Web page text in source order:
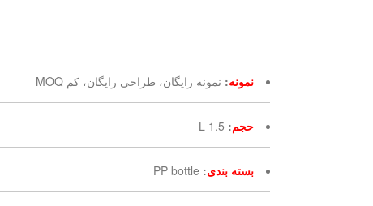
نمونه: نمونه رایگان، طراحی رایگان، کم MOQ
حجم:
1.5 L
بسته بندی:
PP bottle